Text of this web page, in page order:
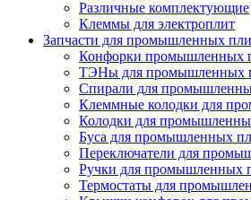
Различные комплектующие
Клеммы для электроплит
Запчасти для промышленных
Конфорки промышленных
ТЭНы для промышленных
Спирали для
Клеммные колодки для
Колодки для
Буса для промышленных
Переключатели для
Ручки для промышленных
Термостаты для